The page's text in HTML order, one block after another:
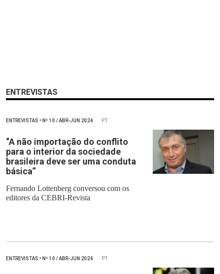
ENTREVISTAS
ENTREVISTAS • Nº 10 / ABR-JUN 2024 PT
“A não importação do conflito
para o interior da sociedade
brasileira deve ser uma conduta
básica”
Fernando Lottenberg conversou com os
editores da CEBRI-Revista
ENTREVISTAS • Nº 10 / ABR-JUN 2024 PT